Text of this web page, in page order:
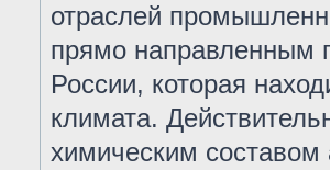
отраслей
прямо направленным
России, которая
климата.
химическим